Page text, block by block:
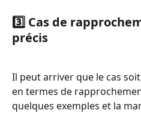
3️⃣ Cas de
précis
Il peut arriver que le cas
en termes de
quelques exemples et la